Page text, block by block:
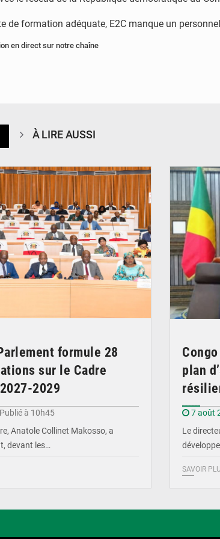
de formation adéquate, E2C manque un
en direct sur notre chaîne
À LIRE AUSSI
formule 28
sur le Cadre
2029
Publié à 10h45
Anatole Collinet Makosso, a
devant les…
plan
7 août
Le
SAVOIR